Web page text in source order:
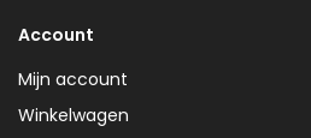
Account
Mijn account
Winkelwagen